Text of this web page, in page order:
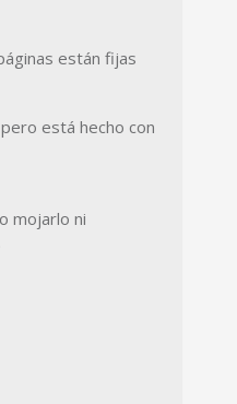
están fijas
está hecho con
mojarlo ni